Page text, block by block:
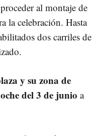
al montaje de
la celebración. Hasta
dos carriles de
y su zona de
del 3 de junio a